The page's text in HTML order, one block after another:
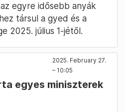
egyre idősebb anyák
társul a gyed és a
2025. július 1-jétől.
2025. February 27.
– 10:05
egyes miniszterek